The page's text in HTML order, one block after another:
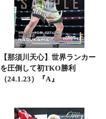
【那須川天心】世界ランカー
を圧倒して初TKO勝利
（24.1.23）『A』